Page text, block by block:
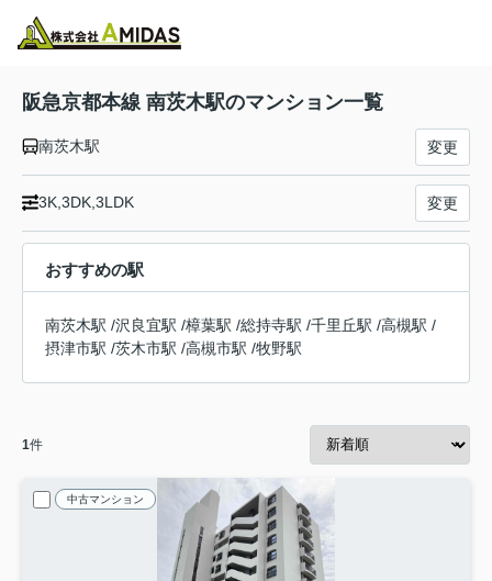
阪急京都本線 南茨木駅のマンション一覧
南茨木駅 変更
3K,3DK,3LDK 変更
おすすめの駅
南茨木駅 /沢良宜駅 /樟葉駅 /総持寺駅 /千里丘駅 /高槻駅 /
摂津市駅 /茨木市駅 /高槻市駅 /牧野駅
1件
中古マンション